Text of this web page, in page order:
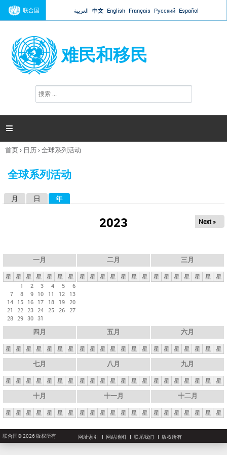
Jump to navigation
联合国 العربية 中文 English Français Русский Español
难民和移民
搜
索

你
这
首页› 日历›全球系列活动
全球系列活动
月 日 年
2023 Next »
一月
星 星 星 星 星 星
星
1
2 3 4 5
6
7
8 9 10 11 12
13
14 15 16 17 18 19 20
21
22 23 24 25 26 27
28 29 30 31
二月
星 星 星 星 星 星 星
三月
星 星 星 星 星 星 星
四月
星 星 星 星 星 星 星
五月
星 星 星 星 星 星 星
六月
星 星 星 星 星 星 星
七月
星 星 星 星 星 星 星
八月
星 星 星 星 星 星 星
九月
星 星 星 星 星 星 星
十月
星 星 星 星 星 星 星
十一月
星 星 星 星 星 星 星
十二月
星 星 星 星 星 星 星
联合国© 2026 版权所有 网址索引 网站地图 联系我们 版权所有